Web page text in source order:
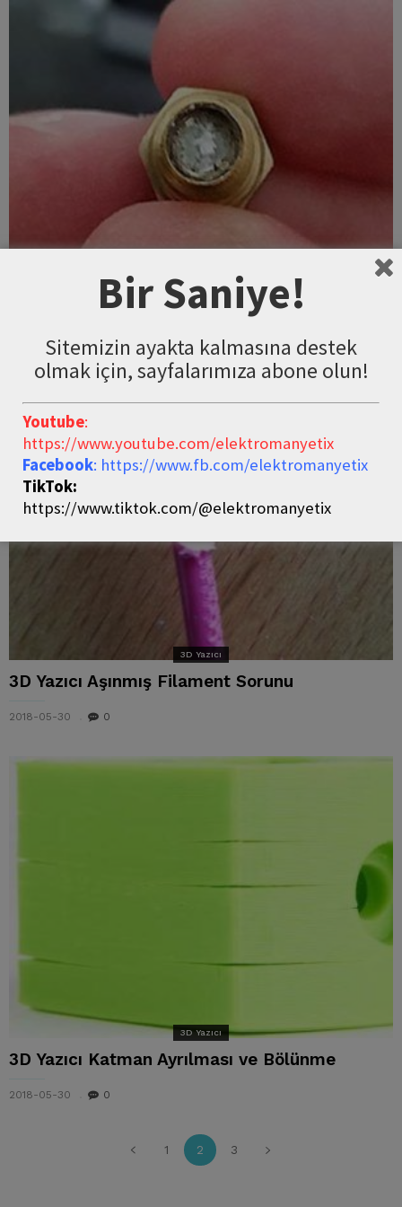
3D Yazıcı Tıkanmış Extruder Sorunu
2018-05-30
3D Yazıcı
3D Yazıcı Aşınmış Filament Sorunu
2018-05-30 0
3D Yazıcı
3D Yazıcı Katman Ayrılması ve Bölünme
2018-05-30 0
1 2 3
Bir Saniye!
Sitemizin ayakta kalmasına destek
olmak için, sayfalarımıza abone olun!
Youtube:
https://www.youtube.com/elektromanyetix
Facebook: https://www.fb.com/elektromanyetix
TikTok:
https://www.tiktok.com/@elektromanyetix